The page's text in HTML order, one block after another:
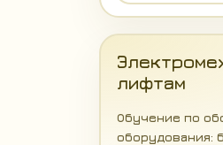
лифтам
Обучение по
оборудования: